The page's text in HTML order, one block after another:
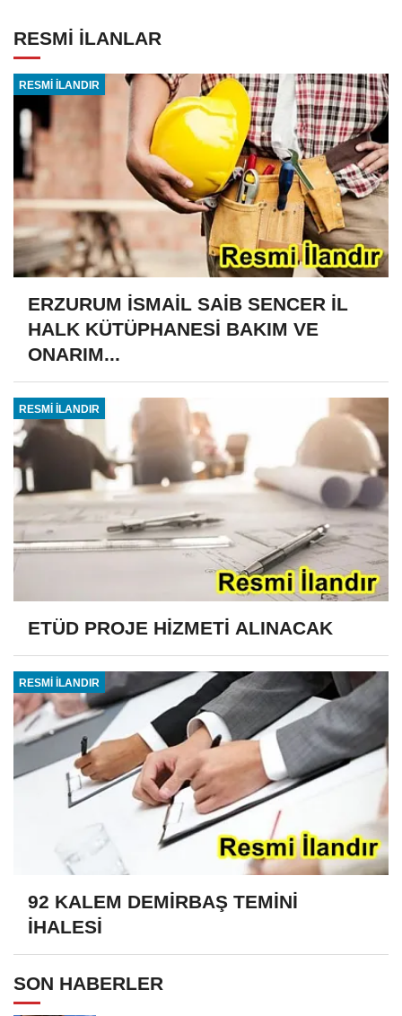
RESMİ İLANLAR
RESMİ İLANDIR
ERZURUM İSMAİL SAİB SENCER İL
HALK KÜTÜPHANESİ BAKIM VE
ONARIM...
RESMİ İLANDIR
ETÜD PROJE HİZMETİ ALINACAK
RESMİ İLANDIR
92 KALEM DEMİRBAŞ TEMİNİ
İHALESİ
SON HABERLER